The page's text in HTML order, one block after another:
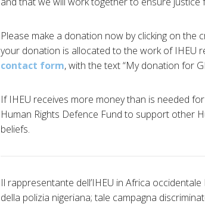
Please make a donation now by clicking on
your donation is allocated to the work of IHEU
contact form, with the text “My donation for
If IHEU receives more money than is needed
Human Rights Defence Fund to support other
beliefs.
Il rappresentante dell’IHEU in Africa
della polizia nigeriana; tale campagna